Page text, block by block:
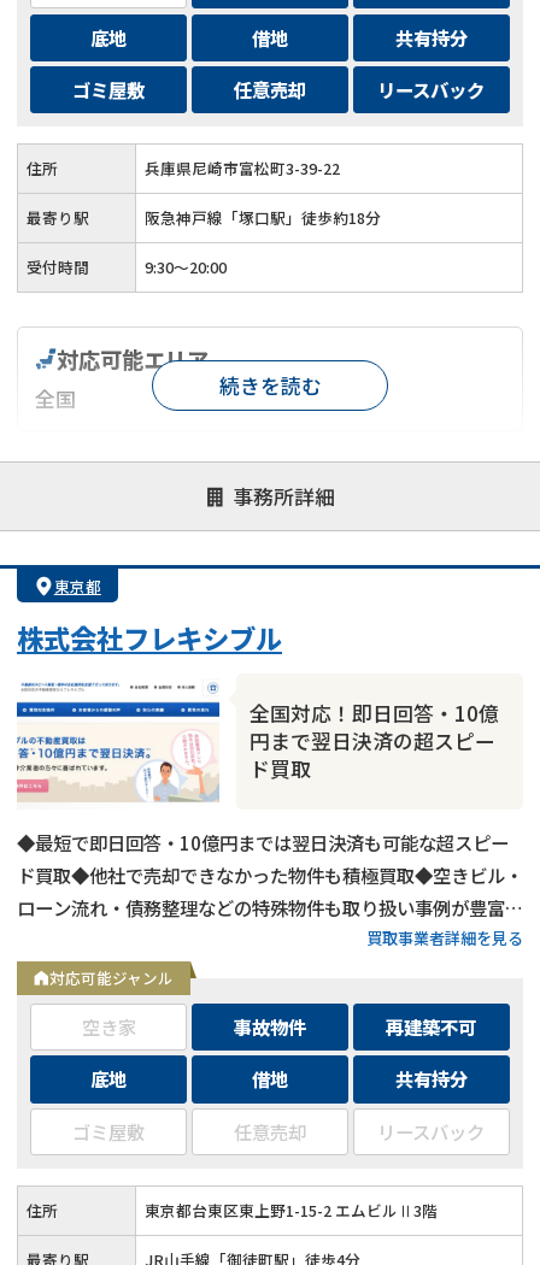
底地
借地
共有持分
ゴミ屋敷
任意売却 リースバック
住所 兵庫県尼崎市富松町3-39-22
最寄り駅 阪急神戸線「塚口駅」徒歩約18分
受付時間 9:30～20:00
事務所詳細
対応可能エリア
全国
対応が親身 オンライン面談可能
レスポンスが早い
1億円以上の買取可
続きを読む
東京都
株式会社フレキシブル
全国対応！即日回答・10億
円まで翌日決済の超スピー
ド買取
◆最短で即日回答・10億円までは翌日決済も可能な超スピー
ド買取◆他社で売却できなかった物件も積極買取◆空きビル・
ローン流れ・債務整理などの特殊物件も取り扱い事例が豊富◆
買取事業者詳細を見る
対応可能ジャンル
空き家 事故物件
再建築不可
底地
借地
共有持分
ゴミ屋敷
任意売却 リースバック
住所 東京都台東区東上野1-15-2 エムビルⅡ3階
最寄り駅 JR山手線「御徒町駅」徒歩4分
事故物件の売却でお悩みならこちら
《現在営業中》お電話繋がります
0120-543-357 メール